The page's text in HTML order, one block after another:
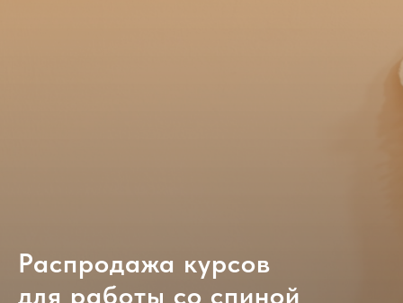
Распродажа курсов
для работы со спиной